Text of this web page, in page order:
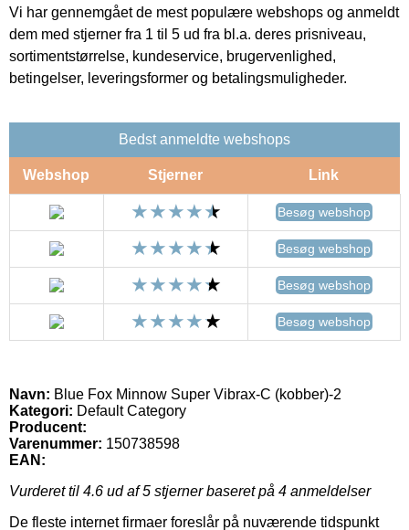
Vi har gennemgået de mest populære webshops og anmeldt
dem med stjerner fra 1 til 5 ud fra bl.a. deres prisniveau,
sortimentstørrelse, kundeservice, brugervenlighed,
betingelser, leveringsformer og betalingsmuligheder.
Bedst anmeldte webshops
Webshop Stjerner Link
Besøg webshop
Besøg webshop
Besøg webshop
Besøg webshop
Navn: Blue Fox Minnow Super Vibrax-C (kobber)-2
Kategori: Default Category
Producent:
Varenummer: 150738598
EAN:
Vurderet til 4.6 ud af 5 stjerner baseret på 4 anmeldelser
De fleste internet firmaer foreslår på nuværende tidspunkt